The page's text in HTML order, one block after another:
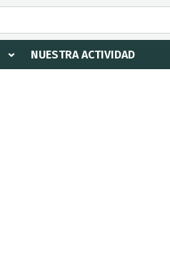
NUESTRA ACTIVIDAD